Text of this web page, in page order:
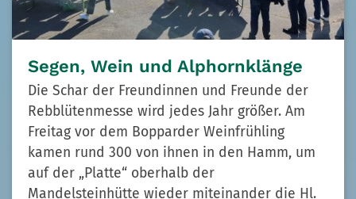
Segen, Wein und Alphornklänge
Die Schar der Freundinnen und Freunde der
Rebblütenmesse wird jedes Jahr größer. Am
Freitag vor dem Bopparder Weinfrühling
kamen rund 300 von ihnen in den Hamm, um
auf der „Platte“ oberhalb der
Mandelsteinhütte wieder miteinander die Hl.